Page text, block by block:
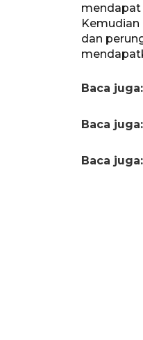
mendapat
dan
Baca juga:
Baca juga:
Baca juga: